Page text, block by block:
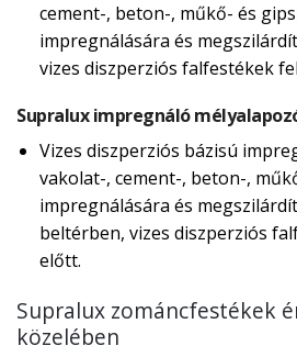
cement-, beton-, műkő- és
impregnálására és
vizes diszperziós falfestékek
Supralux impregnáló
Vizes diszperziós bázisú
vakolat-, cement-, beton-,
impregnálására és
beltérben, vizes diszperziós
előtt.
Supralux zománcfestékek
közelében